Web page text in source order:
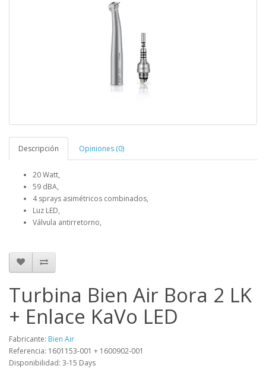
Descripción Opiniones (0)
20 Watt,
59 dBA,
4 sprays asimétricos combinados,
Luz LED,
Válvula antirretorno,
Turbina Bien Air Bora 2 LK
+ Enlace KaVo LED
Fabricante: Bien Air
Referencia: 1601153-001 + 1600902-001
Disponibilidad: 3-15 Days